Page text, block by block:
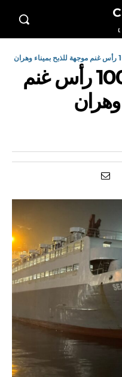
تفريغ أكثر من 10000 رأس غنم
وهران